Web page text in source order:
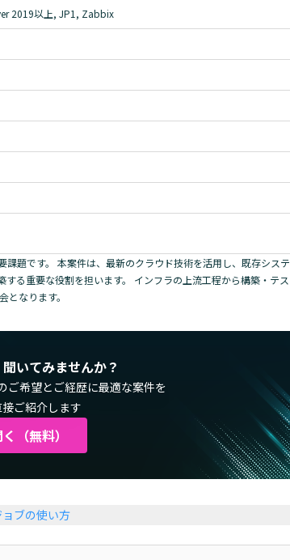
2019以上, JP1, Zabbix
題です。 本案件は、最新のクラウド技術を活用し、既存システ
る重要な役割を担います。 インフラの上流工程から構築・テス
なります。
いてみませんか？
ご希望とご経歴に最適な案件を
ご紹介します
（無料）
ブの使い方